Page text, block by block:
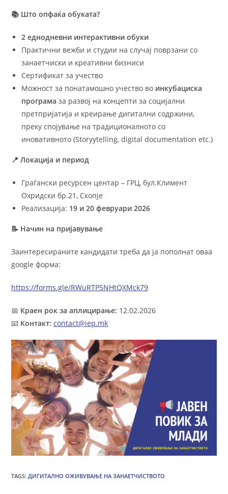
📚 Што опфаќа обуката?
2 еднодневни интерактивни обуки
Практични вежби и студии на случај поврзани со
занаетчиски и креативни бизниси
Сертификат за учество
Можност за понатамошно учество во инкубациска
програма за развој на концепти за социјални
претпријатија и креирање дигитални содржини,
преку спојување на традиционалното со
иновативното (Storyytelling, digital documentation etc.)
📍 Локација и период
Граѓански ресурсен центар – ГРЦ, бул.Климент
Охридски бр.21, Скопје
Реализација: 19 и 20 февруари 2026
📝 Начин на пријавување
Заинтересираните кандидати треба да ја пополнат оваа
google форма:
https://forms.gle/RWuRTP5NHtQXMck79
📅 Краен рок за аплицирање: 12.02.2026
📧 Контакт: contact@iep.mk
TAGS:ДИГИТАЛНО ОЖИВУВАЊЕ НА ЗАНАЕТЧИСТВОТО